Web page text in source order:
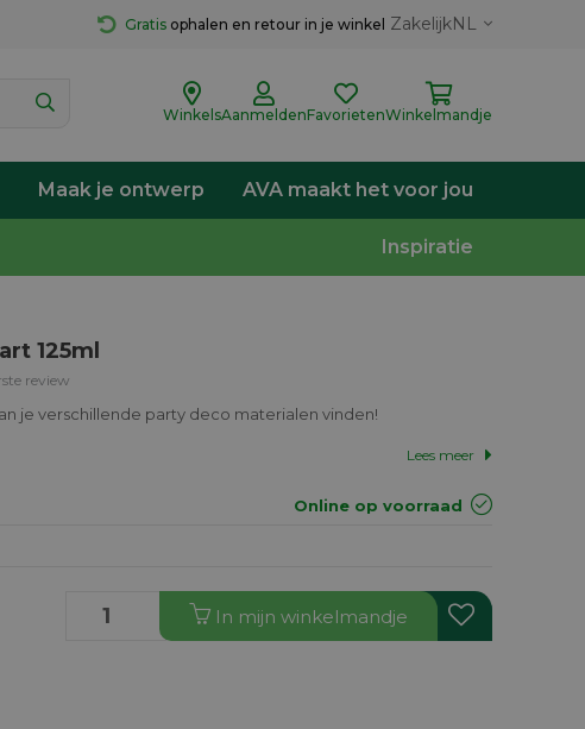
Gratis ophalen en retour in je winkel ZakelijkNL
WinkelsAanmeldenFavorietenWinkelmandje
Maak je ontwerp AVA maakt het voor jou
Inspiratie
125ml
review
je verschillende party deco materialen vinden!
Lees meer
Online op voorraad
In mijn winkelmandje